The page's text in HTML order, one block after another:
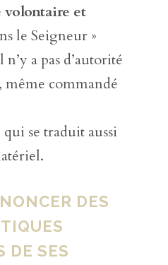
volontaire et
le Seigneur »
a pas d’autorité
commandé
qui se traduit aussi
DES
DE SES